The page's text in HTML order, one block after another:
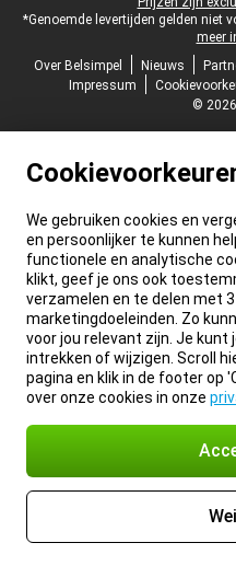
*Genoemde levertijden gelden niet
meer
Over Belsimpel
Nieuws
Impressum
©
We gebruiken cookies en
en persoonlijker te kunnen
functionele en analytische
klikt, geef je ons ook
verzamelen en te delen met
marketingdoeleinden. Zo
voor jou relevant zijn. Je
intrekken of wijzigen. Scroll
pagina en klik in de footer op
over onze cookies in onze